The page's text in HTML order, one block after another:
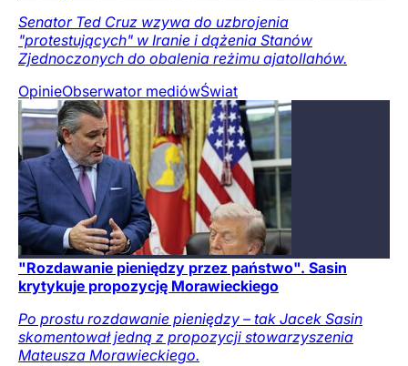
Senator Ted Cruz wzywa do uzbrojenia
"protestujących" w Iranie i dążenia Stanów
Zjednoczonych do obalenia reżimu ajatollahów.
OpinieObserwator mediówŚwiat
"Rozdawanie pieniędzy przez państwo". Sasin
krytykuje propozycję Morawieckiego
Po prostu rozdawanie pieniędzy – tak Jacek Sasin
skomentował jedną z propozycji stowarzyszenia
Mateusza Morawieckiego.